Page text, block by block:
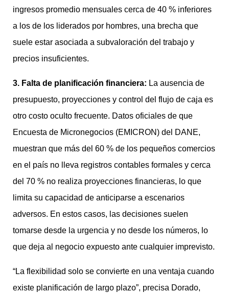
ingresos promedio mensuales cerca de 40 % inferiores
a los de los liderados por hombres, una brecha que
suele estar asociada a subvaloración del trabajo y
precios insuficientes.
3. Falta de planificación financiera: La ausencia de
presupuesto, proyecciones y control del flujo de caja es
otro costo oculto frecuente. Datos oficiales de que
Encuesta de Micronegocios (EMICRON) del DANE,
muestran que más del 60 % de los pequeños comercios
en el país no lleva registros contables formales y cerca
del 70 % no realiza proyecciones financieras, lo que
limita su capacidad de anticiparse a escenarios
adversos. En estos casos, las decisiones suelen
tomarse desde la urgencia y no desde los números, lo
que deja al negocio expuesto ante cualquier imprevisto.
“La flexibilidad solo se convierte en una ventaja cuando
existe planificación de largo plazo”, precisa Dorado,